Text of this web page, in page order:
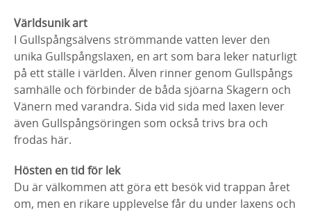
Världsunik art
I Gullspångsälvens strömmande vatten lever den
unika Gullspångslaxen, en art som bara leker naturligt
på ett ställe i världen. Älven rinner genom Gullspångs
samhälle och förbinder de båda sjöarna Skagern och
Vänern med varandra. Sida vid sida med laxen lever
även Gullspångsöringen som också trivs bra och
frodas här.
Hösten en tid för lek
Du är välkommen att göra ett besök vid trappan året
om, men en rikare upplevelse får du under laxens och